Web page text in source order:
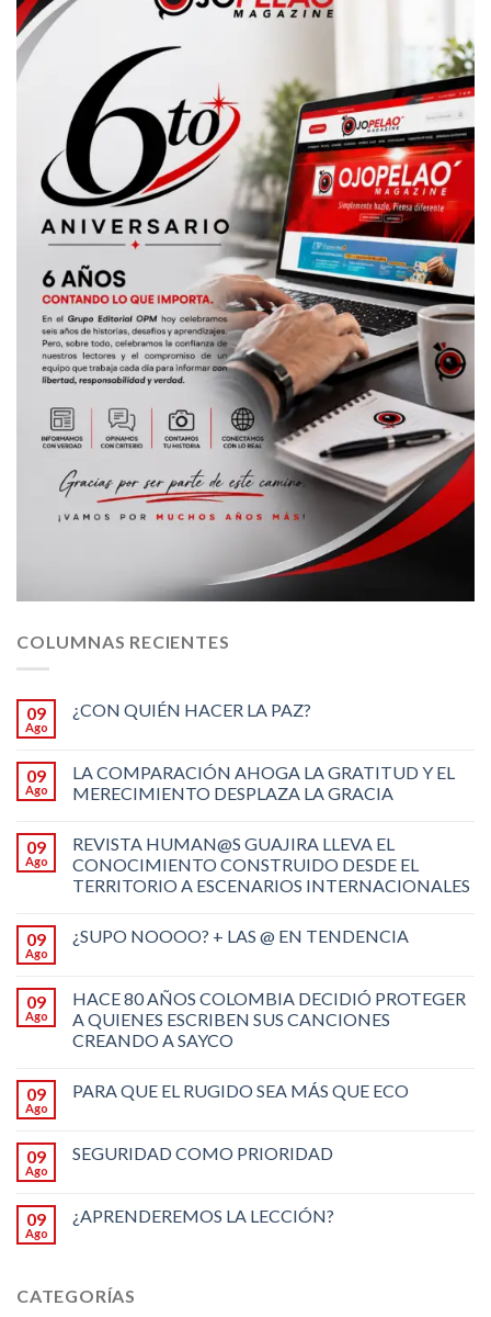
COLUMNAS RECIENTES
09
Ago
¿CON QUIÉN HACER LA PAZ?
09
Ago
LA COMPARACIÓN AHOGA LA GRATITUD Y EL
MERECIMIENTO DESPLAZA LA GRACIA
09
Ago
REVISTA HUMAN@S GUAJIRA LLEVA EL
CONOCIMIENTO CONSTRUIDO DESDE EL
TERRITORIO A ESCENARIOS INTERNACIONALES
09
Ago
¿SUPO NOOOO? + LAS @ EN TENDENCIA
09
Ago
HACE 80 AÑOS COLOMBIA DECIDIÓ PROTEGER
A QUIENES ESCRIBEN SUS CANCIONES
CREANDO A SAYCO
09
Ago
PARA QUE EL RUGIDO SEA MÁS QUE ECO
09
Ago
SEGURIDAD COMO PRIORIDAD
09
Ago
¿APRENDEREMOS LA LECCIÓN?
CATEGORÍAS